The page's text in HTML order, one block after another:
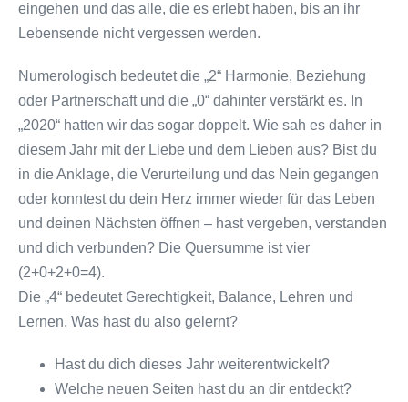
eingehen und das alle, die es erlebt haben, bis an ihr
Lebensende nicht vergessen werden.
Numerologisch bedeutet die „2“ Harmonie, Beziehung
oder Partnerschaft und die „0“ dahinter verstärkt es. In
„2020“ hatten wir das sogar doppelt. Wie sah es daher in
diesem Jahr mit der Liebe und dem Lieben aus? Bist du
in die Anklage, die Verurteilung und das Nein gegangen
oder konntest du dein Herz immer wieder für das Leben
und deinen Nächsten öffnen – hast vergeben, verstanden
und dich verbunden? Die Quersumme ist vier
(2+0+2+0=4).
Die „4“ bedeutet Gerechtigkeit, Balance, Lehren und
Lernen. Was hast du also gelernt?
Hast du dich dieses Jahr weiterentwickelt?
Welche neuen Seiten hast du an dir entdeckt?